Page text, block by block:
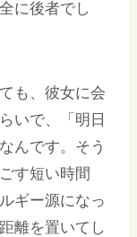
に後者でし
も、彼女に会
いで、「明日
んです。そう
す短い時間
ギー源になっ
離を置いてし